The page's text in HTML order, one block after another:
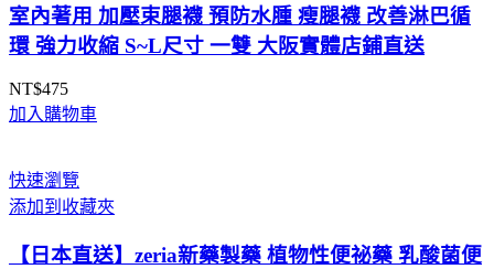
室內著用 加壓束腿襪 預防水腫 瘦腿襪 改善淋巴循
環 強力收縮 S~L尺寸 一雙 大阪實體店鋪直送
NT$475
加入購物車
快速瀏覽
添加到收藏夾
【日本直送】zeria新藥製藥 植物性便祕藥 乳酸菌便